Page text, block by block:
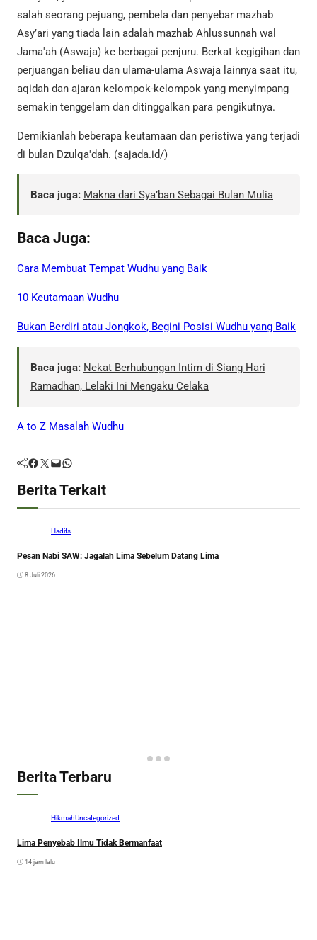
salah seorang pejuang, pembela dan penyebar mazhab
Asy’ari yang tiada lain adalah mazhab Ahlussunnah wal
Jama'ah (Aswaja) ke berbagai penjuru. Berkat kegigihan dan
perjuangan beliau dan ulama-ulama Aswaja lainnya saat itu,
aqidah dan ajaran kelompok-kelompok yang menyimpang
semakin tenggelam dan ditinggalkan para pengikutnya.
Demikianlah beberapa keutamaan dan peristiwa yang terjadi
di bulan Dzulqa'dah. (sajada.id/)
Baca juga: Makna dari Sya’ban Sebagai Bulan Mulia
Baca Juga:
Cara Membuat Tempat Wudhu yang Baik
10 Keutamaan Wudhu
Bukan Berdiri atau Jongkok, Begini Posisi Wudhu yang Baik
Baca juga: Nekat Berhubungan Intim di Siang Hari
Ramadhan, Lelaki Ini Mengaku Celaka
A to Z Masalah Wudhu
Facebook Twitter Mail WhatsApp
Berita Terkait
Hadits
Pesan Nabi SAW: Jagalah Lima Sebelum Datang Lima
8 Juli 2026
Berita Terbaru
HikmahUncategorized
Lima Penyebab Ilmu Tidak Bermanfaat
14 jam lalu